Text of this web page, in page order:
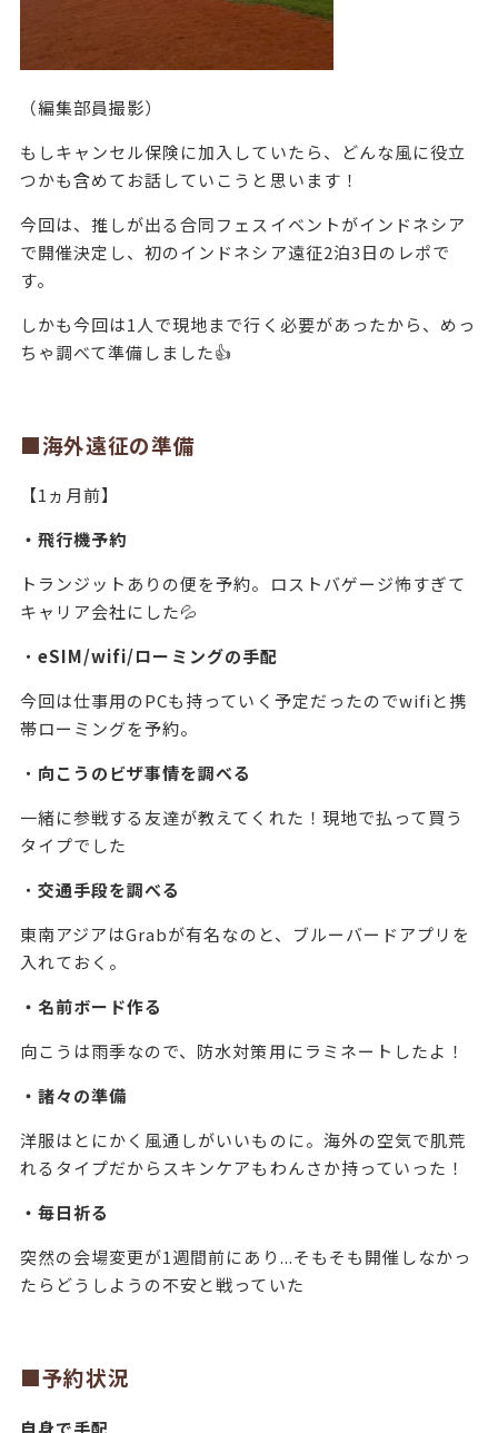
（編集部員撮影）
もしキャンセル保険に加入していたら、どんな風に役立
つかも含めてお話していこうと思います！
今回は、推しが出る合同フェスイベントがインドネシア
で開催決定し、初のインドネシア遠征2泊3日のレポで
す。
しかも今回は1人で現地まで行く必要があったから、めっ
ちゃ調べて準備しました👍
■海外遠征の準備
【1ヵ月前】
・飛行機予約
トランジットありの便を予約。ロストバゲージ怖すぎて
キャリア会社にした💦
・eSIM/wifi/ローミングの手配
今回は仕事用のPCも持っていく予定だったのでwifiと携
帯ローミングを予約。
・ 向こうのビザ事情を調べる
一緒に参戦する友達が教えてくれた！現地で払って買う
タイプでした
・交通手段を調べる
東南アジアはGrabが有名なのと、ブルーバードアプリを
入れておく。
・名前ボード作る
向こうは雨季なので、防水対策用にラミネートしたよ！
・諸々の準備
洋服はとにかく風通しがいいものに。海外の空気で肌荒
れるタイプだからスキンケアもわんさか持っていった！
・毎日祈る
突然の会場変更が1週間前にあり...そもそも開催しなかっ
たらどうしようの不安と戦っていた
■予約状況
自身で手配